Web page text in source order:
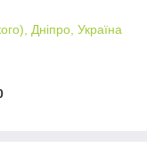
Дніпро, Україна